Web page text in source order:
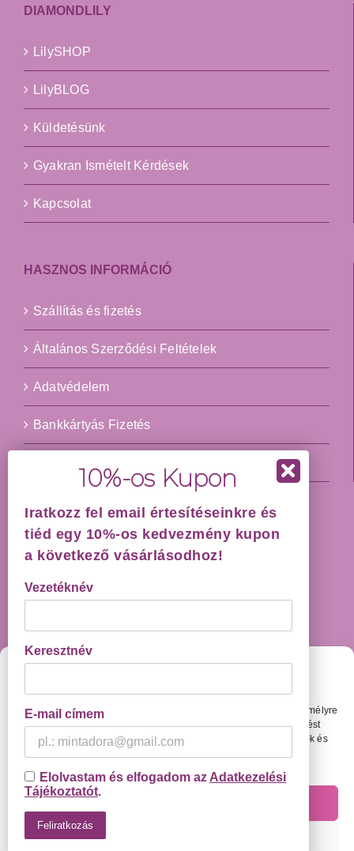
Cookie Beállítások
Weboldalunkon olyan megoldásokat használunk, amelyekkel személyre
szabottabb élményt tudunk nyújtani és amivel testreszabott hirdetést
tudunk megjeleníteni Neked. Ehhez kérlek engedélyezd a cookie-k és
DIAMONDLILY
LilySHOP
LilyBLOG
Küldetésünk
Gyakran Ismételt Kérdések
Kapcsolat
HASZNOS INFORMÁCIÓ
Szállítás és fizetés
Általános Szerződési Feltételek
Adatvédelem
Bankkártyás Fizetés
HÁZHOZSZÁLLÍTÁS GARANCIÁVAL!
1093, Budapest, Boráros tér 2.
Email:
info@adexilis.com
Iratkozz fel email értesítéseinkre és
tiéd egy 10%-os kedvezmény kupon
a következő vásárlásodhoz!
Vezetéknév
Keresztnév
E-mail címem
Elolvastam és elfogadom az Adatkezelési
Tájékoztatót.